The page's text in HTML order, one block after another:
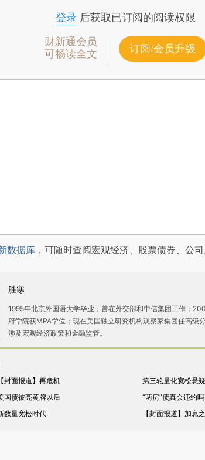
登录后获取已订阅的阅读权限
财新通会员
可畅读全文
订阅/会员升级
数据库 ，可随时查阅宏观经济、股票债券、公
胜寒
1995年北京外国语大学毕业；曾在外交部和中信集团工作；
府学院获MPA学位；现在美国独立研究机构观察家集团任高级
涉及宏观经济政策和金融监管。
【封面报道】再危机
第三轮量化宽松悬疑
国债被亮黄牌以后
“两房”债真会违约吗
数量宽松时代
【封面报道】加息